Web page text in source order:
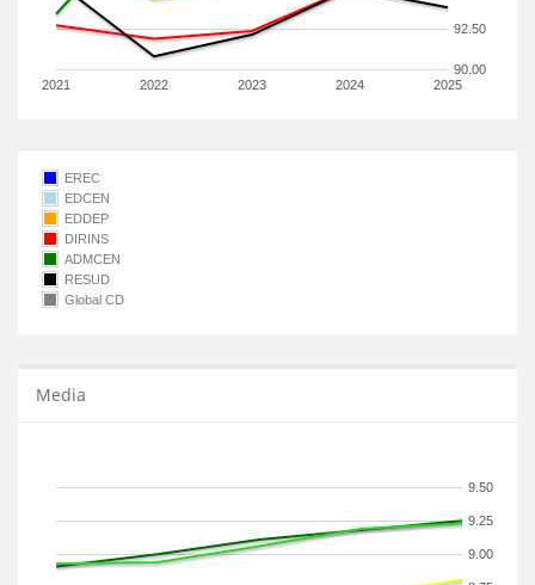
2021 2022 2023 2024 2025
90.00
92.50
EREC
EDCEN
EDDEP
DIRINS
ADMCEN
RESUD
Global CD
Media
9.00
9.25
9.50